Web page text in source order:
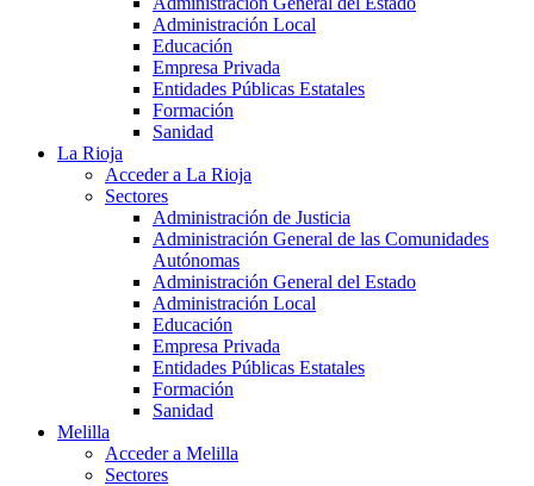
Administración Local
Educación
Empresa Privada
Entidades Públicas Estatales
Formación
Sanidad
La Rioja
Acceder a La Rioja
Sectores
Administración de Justicia
Administración General de las Comunidades
Autónomas
Administración General del Estado
Administración Local
Educación
Empresa Privada
Entidades Públicas Estatales
Formación
Sanidad
Melilla
Acceder a Melilla
Sectores